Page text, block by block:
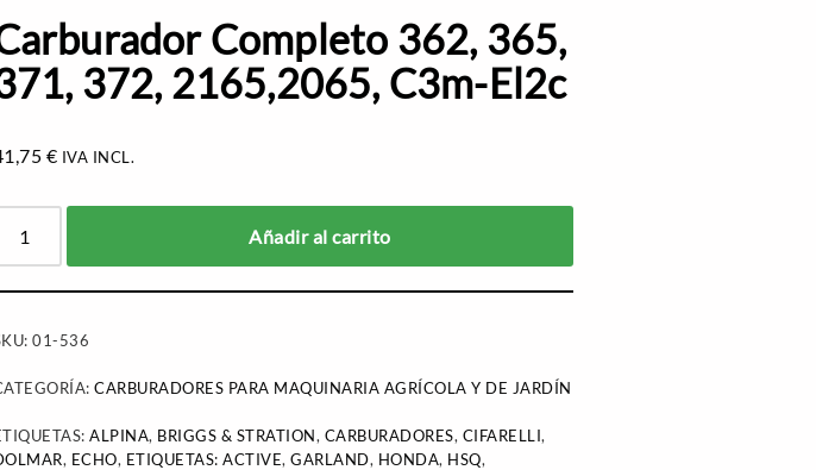
Completo 362, 365,
372, 2165,2065, C3m-El2c
€ IVA INCL.
Añadir al carrito
01-536
CARBURADORES PARA MAQUINARIA AGRÍCOLA Y DE JARDÍN
ALPINA, BRIGGS & STRATION, CARBURADORES, CIFARELLI,
, ECHO, ETIQUETAS: ACTIVE,GARLAND, HONDA, HSQ,